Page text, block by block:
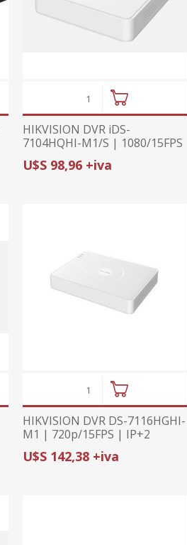
HIKVISION DVR iDS-
7104HQHI-M1/S | 1080/15FPS
| IP+1/2 |
U$S 98,96 +iva
HIKVISION DVR DS-7116HGHI-
M1 | 720p/15FPS | IP+2
U$S 142,38 +iva